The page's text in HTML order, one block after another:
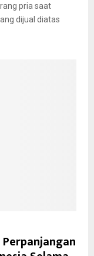
pria saat
dijual diatas